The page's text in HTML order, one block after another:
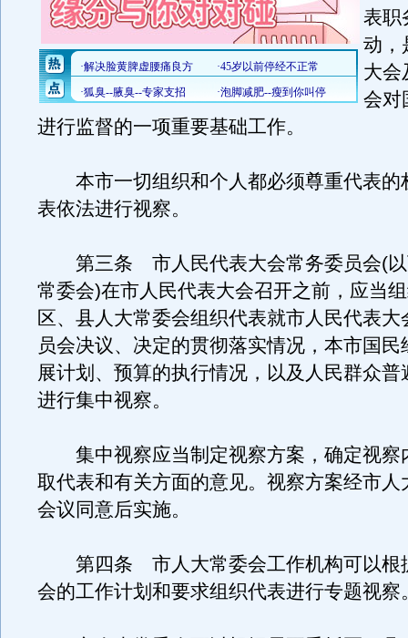
表职
动，
大会
会对
进行监督的一项重要基础工作。
本市一切组织和个人都必须尊重代表的
表依法进行视察。
第三条 市人民代表大会常务委员会(以
常委会)在市人民代表大会召开之前，应当
区、县人大常委会组织代表就市人民代表大
员会决议、决定的贯彻落实情况，本市国民
展计划、预算的执行情况，以及人民群众普
进行集中视察。
集中视察应当制定视察方案，确定视察
取代表和有关方面的意见。视察方案经市人
会议同意后实施。
第四条 市人大常委会工作机构可以根
会的工作计划和要求组织代表进行专题视察